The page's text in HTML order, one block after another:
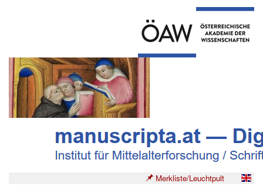
Merkliste/Leuchtpult